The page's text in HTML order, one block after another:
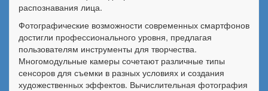
распознавания лица.
Фотографические возможности современных смартфонов
достигли профессионального уровня, предлагая
пользователям инструменты для творчества.
Многомодульные камеры сочетают различные типы
сенсоров для съемки в разных условиях и создания
художественных эффектов. Вычислительная фотография